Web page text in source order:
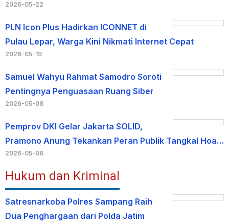
2026-05-22
PLN Icon Plus Hadirkan ICONNET di
Pulau Lepar, Warga Kini Nikmati Internet Cepat
2026-05-19
Samuel Wahyu Rahmat Samodro Soroti
Pentingnya Penguasaan Ruang Siber
2026-05-08
Pemprov DKI Gelar Jakarta SOLID,
Pramono Anung Tekankan Peran Publik Tangkal Hoa…
2026-05-06
Hukum dan Kriminal
Satresnarkoba Polres Sampang Raih
Dua Penghargaan dari Polda Jatim